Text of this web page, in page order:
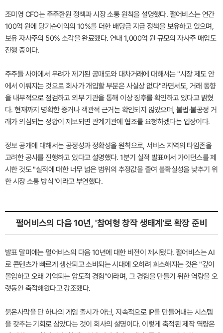
조미영 CFO는 주주환원 정책과 시장 소통 원칙을 설명했다. 펄어비스는 연간
100억 원에 당기순이익의 10%를 더한 배당금 지급 정책을 보유하고 있으며,
보유 자사주의 50% 소각을 완료했다. 연내 1,000억 원 규모의 자사주 매입도
진행 중이다.
주주들 사이에서 우려가 제기된 공매도와 대차거래에 대해서는 "시장 제도 안
에서 이뤄지는 것으로 회사가 개입할 부분은 사실상 없다"라면서도, 거래 동향
을 내부적으로 점검하고 외부 기관을 통해 이상 징후를 확인하고 있다고 밝혔
다. 현재까지 명확한 증거나 객관적 근거는 확인되지 않았으며, 불법·불공정 거
래가 의심되는 정황이 제보되면 관계기관에 협조를 요청하겠다는 입장이다.
정보 공개에 대해서는 공정성과 정확성을 원칙으로, 서비스 지역의 타임존을
고려한 공시를 진행하고 있다고 설명했다. 1분기 실적 발표에서 가이던스를 제
시한 것도 "실적에 대한 너무 넓은 범위의 추정값을 줄여 불확실성을 낮추기 위
한 시장 소통 방식"이라고 부연했다.
펄어비스의 다음 10년, '참여형 창작 생태계'로 확장 준비
발표 말미에는 펄어비스의 다음 10년에 대한 비전이 제시됐다. 펄어비스는 AI
로 콘텐츠가 빠르게 생산되고 소비되는 시대에 오히려 희소해지는 것은 "깊이
몰입하고 오래 기억되는 압도적 경험"이라며, 그 경험을 만들기 위한 역량을 오
랫동안 축적해왔다고 강조했다.
붉은사막을 단 하나의 게임 출시가 아닌, 지속적으로 IP를 만들어내는 시스템
을 갖추는 기회로 삼았다는 것이 회사의 설명이다. 이렇게 축적된 제작 역량은